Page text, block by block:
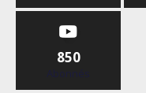
850
Abonnés